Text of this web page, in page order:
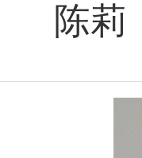
陈莉